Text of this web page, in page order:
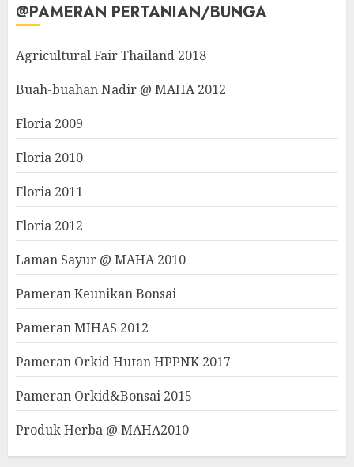
@PAMERAN PERTANIAN/BUNGA
Agricultural Fair Thailand 2018
Buah-buahan Nadir @ MAHA 2012
Floria 2009
Floria 2010
Floria 2011
Floria 2012
Laman Sayur @ MAHA 2010
Pameran Keunikan Bonsai
Pameran MIHAS 2012
Pameran Orkid Hutan HPPNK 2017
Pameran Orkid&Bonsai 2015
Produk Herba @ MAHA2010